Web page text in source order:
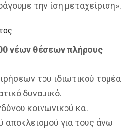
την ίση μεταχείριση».
νέων θέσεων πλήρους
του ιδιωτικού τομέα
δυναμικό.
κοινωνικού και
αποκλεισμού για τους άνω